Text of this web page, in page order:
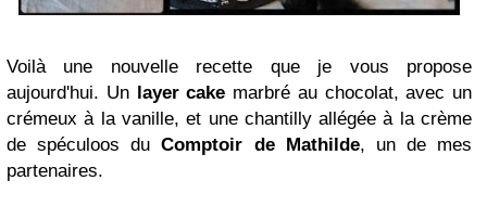
Voilà une nouvelle recette que je vous propose
aujourd'hui. Un layer cake marbré au chocolat, avec un
crémeux à la vanille, et une chantilly allégée à la crème
de spéculoos du Comptoir de Mathilde, un de mes
partenaires.